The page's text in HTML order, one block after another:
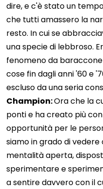
dire, e c'è stato un
che tutti amassero la
resto. In cui se
una specie di lebbroso.
fenomeno da
cose fin dagli anni '60 e
escluso da una seria
Champion:Ora che la
ponti e ha creato più
opportunità per le
siamo in grado di
mentalità aperta,
sperimentare e
a sentire davvero con il